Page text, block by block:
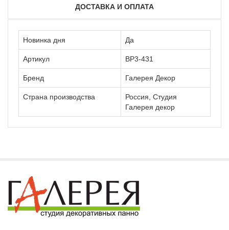
ДОСТАВКА И ОПЛАТА
Новинка дня Да
Артикул ВР3-431
Бренд Галерея Декор
Страна производства
Россия, Студия
Галерея декор